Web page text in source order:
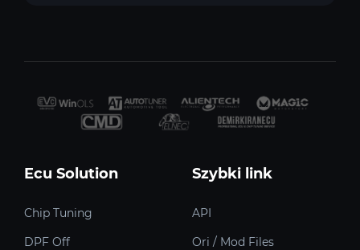
Ecu Solution
Chip Tuning
DPF Off
Szybki link
API
Ori / Mod Files